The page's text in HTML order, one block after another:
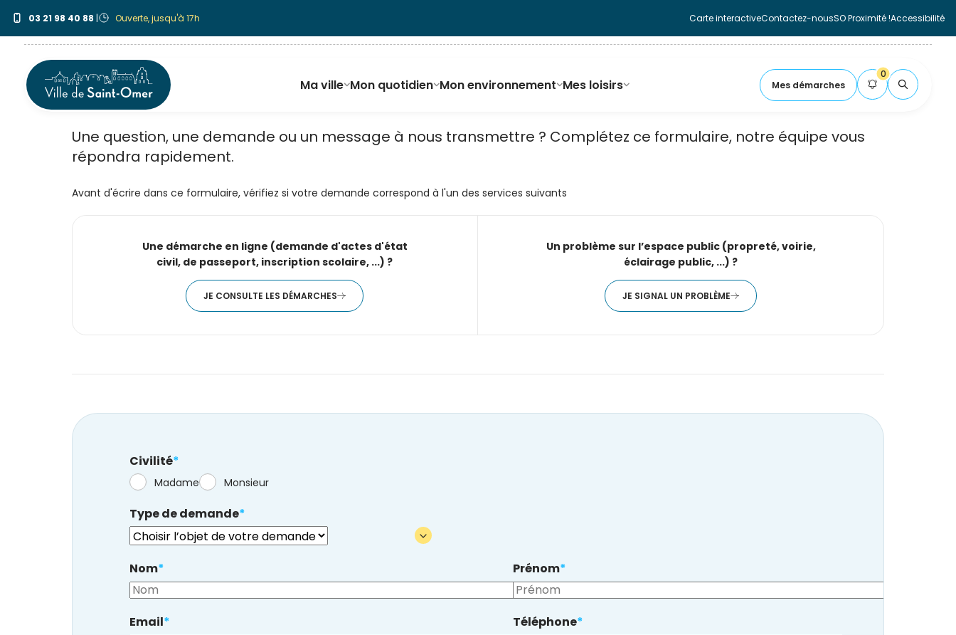
Aller
contenu
principal
03 21 98 40 88 | Ouverte, jusqu'à 17h Carte interactiveContactez-nousSO Proximité !Accessibilité
Ma ville Mon quotidien Mon environnement Mes loisirs Mes démarches
0
FLASH
Nous contacter
Contactez-nous
Une question, une demande ou un message à nous transmettre ? Complétez ce formulaire, notre équipe vous
répondra rapidement.
Avant d'écrire dans ce formulaire, vérifiez si votre demande correspond à l'un des services suivants
Une démarche en ligne (demande d'actes d'état
civil, de passeport, inscription scolaire, ...) ?
JE CONSULTE LES DÉMARCHES
Un problème sur l’espace public (propreté, voirie,
éclairage public, ...) ?
JE SIGNAL UN PROBLÈME
Civilité*
Madame Monsieur
Type de demande*
Nom* Prénom*
Email* Téléphone*
Fermer la carte